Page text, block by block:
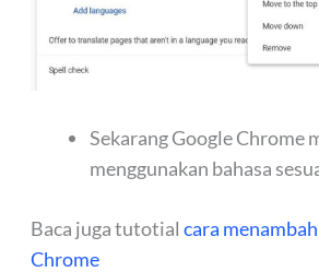
Sekarang Google Chrome
menggunakan bahasa
Baca juga tutotial cara
Chrome